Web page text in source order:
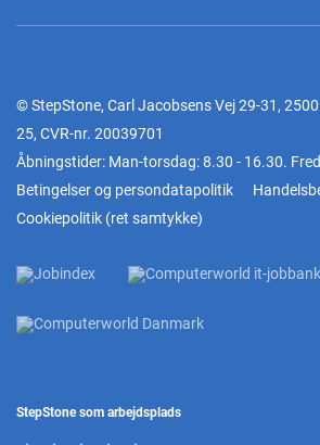
© StepStone, Carl Jacobsens Vej 29-31, 2500
25, CVR-nr. 20039701
Åbningstider: Man-torsdag: 8.30 - 16.30.
Betingelser og persondatapolitik
Cookiepolitik (ret samtykke)
StepStone som arbejdsplads